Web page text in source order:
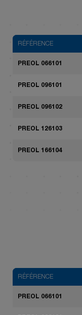
RÉFÉRENCE
PREOL 066101
PREOL 096101
PREOL 096102
PREOL 126103
PREOL 166104
RÉFÉRENCE
PREOL 066101